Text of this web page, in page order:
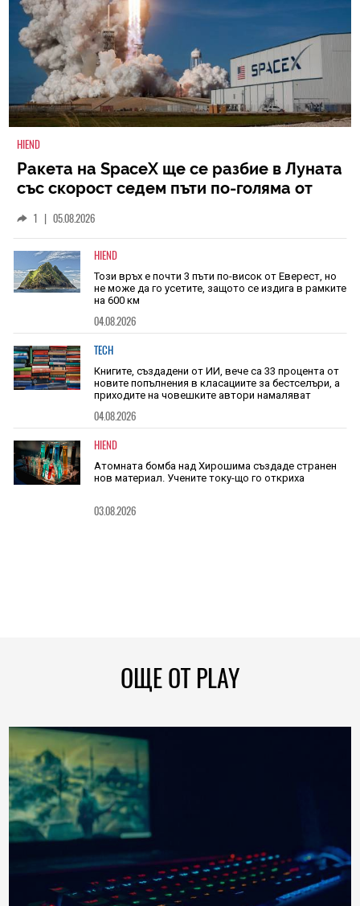
HIEND
Ракета на SpaceX ще се разбие в Луната
със скорост седем пъти по-голяма от
1 | 05.08.2026
HIEND
Този връх е почти 3 пъти по-висок от Еверест, но
не може да го усетите, защото се издига в рамките
на 600 км
04.08.2026
TECH
Книгите, създадени от ИИ, вече са 33 процента от
новите попълнения в класациите за бестселъри, а
приходите на човешките автори намаляват
04.08.2026
HIEND
Атомната бомба над Хирошима създаде странен
нов материал. Учените току-що го откриха
03.08.2026
ОЩЕ ОТ PLAY